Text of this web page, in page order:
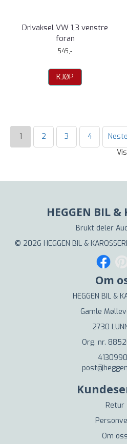
Drivaksel VW 1,3 venstre
foran
545,-
KJØP
1 2 3 4
HEGGEN BIL &
Brukt deler
© 2026 HEGGEN BIL &
Om
HEGGEN BIL &
Gamle
2730
Org. nr.
Retur
Om oss